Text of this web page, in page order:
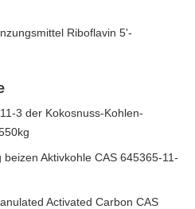
Riboflavin 5'-
3 der Kokosnuss-Kohlen-
Aktivkohle CAS 645365-11-
Activated Carbon CAS